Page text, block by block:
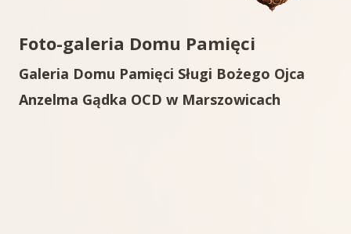
Foto-galeria Domu Pamięci
Galeria Domu Pamięci Sługi Bożego Ojca
Anzelma Gądka OCD w Marszowicach